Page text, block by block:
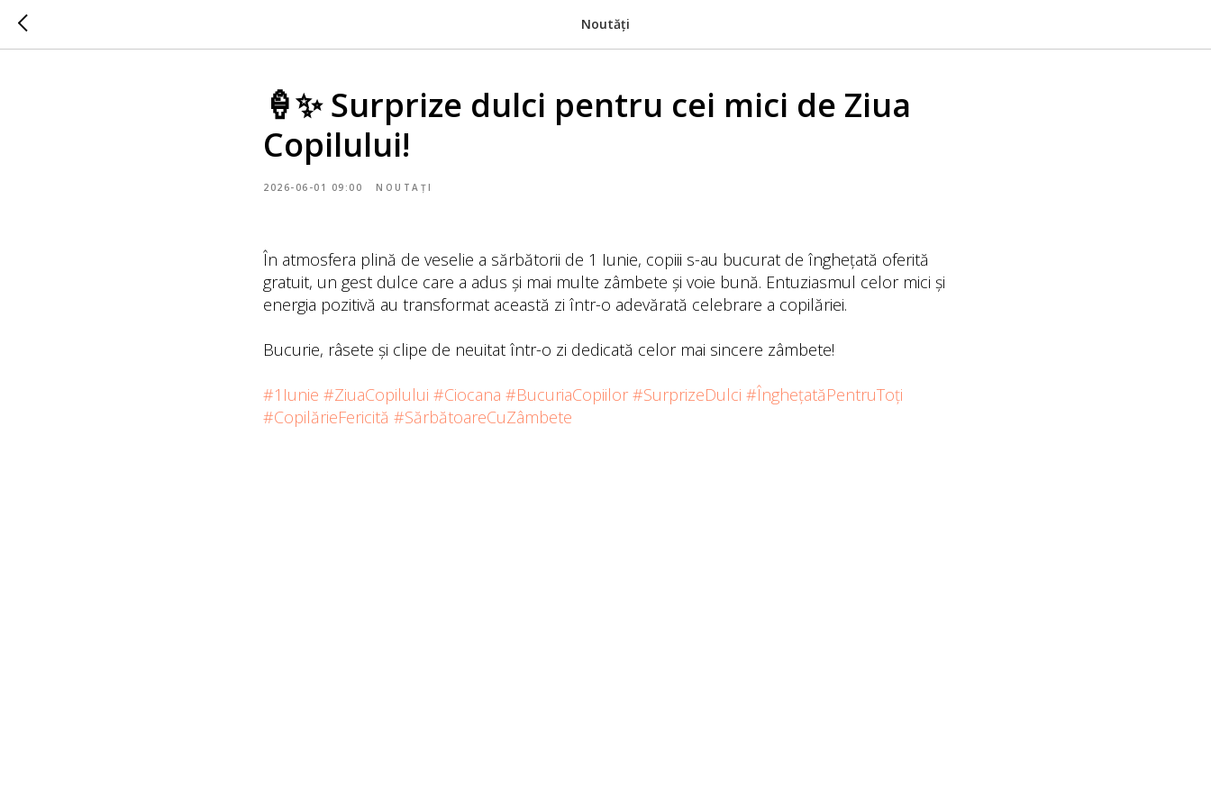
Noutăți
🍦✨ Surprize dulci pentru cei mici de Ziua
Copilului!
2026-06-01 09:00 NOUTAȚI
În atmosfera plină de veselie a sărbătorii de 1 Iunie, copiii s-au bucurat de înghețată oferită
gratuit, un gest dulce care a adus și mai multe zâmbete și voie bună. Entuziasmul celor mici și
energia pozitivă au transformat această zi într-o adevărată celebrare a copilăriei.
Bucurie, râsete și clipe de neuitat într-o zi dedicată celor mai sincere zâmbete!
#1Iunie #ZiuaCopilului #Ciocana #BucuriaCopiilor #SurprizeDulci #ÎnghețatăPentruToți
#CopilărieFericită #SărbătoareCuZâmbete